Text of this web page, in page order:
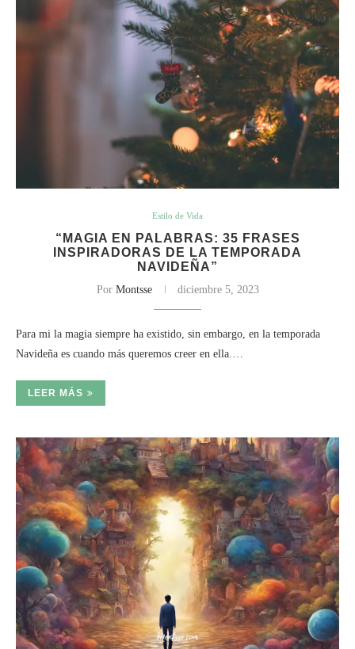
Estilo de Vida
“MAGIA EN PALABRAS: 35 FRASES
INSPIRADORAS DE LA TEMPORADA
NAVIDEÑA”
Por Montsse diciembre 5, 2023
Para mi la magia siempre ha existido, sin embargo, en la temporada
Navideña es cuando más queremos creer en ella.…
LEER MÁS